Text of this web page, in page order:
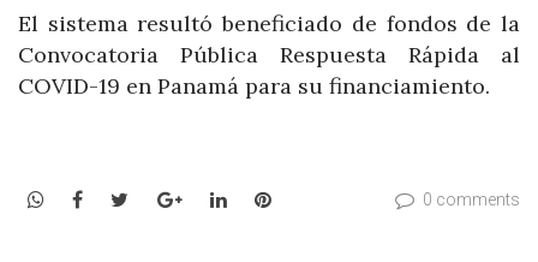
El sistema resultó beneficiado de fondos de la
Convocatoria Pública Respuesta Rápida al
COVID-19 en Panamá para su financiamiento.
WhatsApp
Facebook
TwitterGoogle+LinkedInPinterest 0 comments